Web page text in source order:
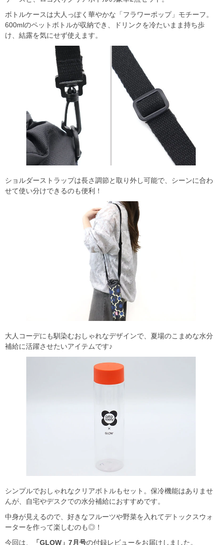
ボトルケースは大人っぽく華やかな「フラワーポップ」モチーフ。
600mlのペットボトルが収納でき、ドリンクを冷たいまま持ち歩
け、結露を気にせず使えます。
ショルダーストラップは長さ調節と取り外し可能で、シーンに合わ
せて使い分けできるのも便利！
大人コーデにも馴染むおしゃれなデザインで、夏場のこまめな水分
補給に活躍させたいアイテムです♪
シンプルでおしゃれなクリアボトルもセット。保冷機能はありませ
んが、自宅やデスクでの水分補給におすすめです。
中身が見えるので、好きなフルーツや野菜を入れてデトックスウォ
ーターを作って楽しむのも◎！
今回は、
「GLOW」7月号の付録レビューをお届けしました。